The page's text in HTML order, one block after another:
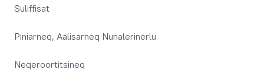
Suliffisat
Piniarneq, Aalisarneq Nunalerinerlu
Neqeroortitsineq